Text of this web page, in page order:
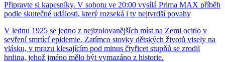
Připravte si kapesníky. V sobotu ve 20:00 vysílá Prima MAX příběh
podle skutečné události, který rozseká i ty nejtvrdší povahy
V lednu 1925 se jedno z nejizolovanějších míst na Zemi ocitlo v
sevření smrtící epidemie. Zatímco stovky dětských životů visely na
vlásku, v mrazu klesajícím pod minus čtyřicet stupňů se zrodil
hrdina, jehož jméno mělo být vymazáno z historie.